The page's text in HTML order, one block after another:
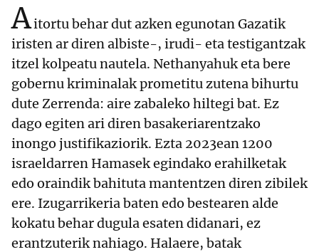
Aitortu behar dut azken egunotan Gazatik
iristen ar diren albiste-, irudi- eta testigantzak
itzel kolpeatu nautela. Nethanyahuk eta bere
gobernu kriminalak prometitu zutena bihurtu
dute Zerrenda: aire zabaleko hiltegi bat. Ez
dago egiten ari diren basakeriarentzako
inongo justifikaziorik. Ezta 2023ean 1200
israeldarren Hamasek egindako erahilketak
edo oraindik bahituta mantentzen diren zibilek
ere. Izugarrikeria baten edo bestearen alde
kokatu behar dugula esaten didanari, ez
erantzuterik nahiago. Halaere, batak